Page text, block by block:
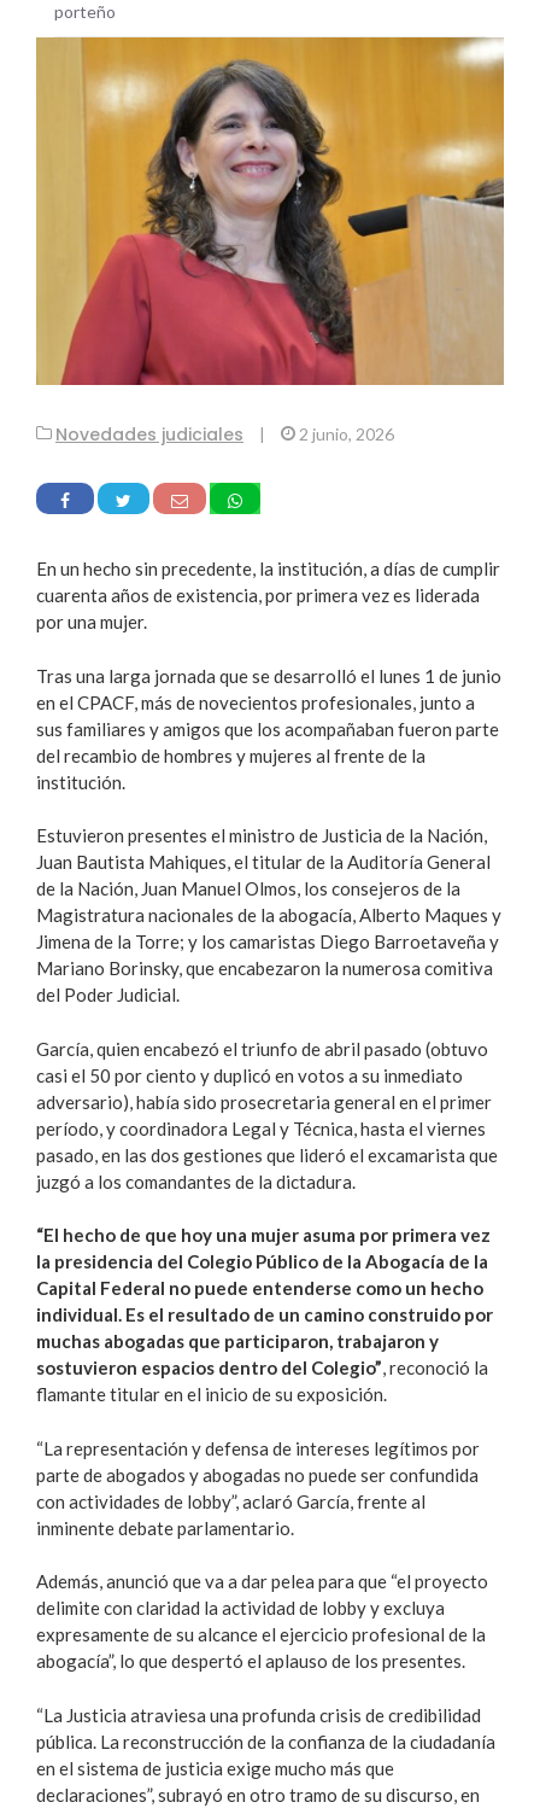
porteño
Novedades judiciales | 2 junio, 2026
En un hecho sin precedente, la institución, a días de cumplir
cuarenta años de existencia, por primera vez es liderada
por una mujer.
Tras una larga jornada que se desarrolló el lunes 1 de junio
en el CPACF, más de novecientos profesionales, junto a
sus familiares y amigos que los acompañaban fueron parte
del recambio de hombres y mujeres al frente de la
institución.
Estuvieron presentes el ministro de Justicia de la Nación,
Juan Bautista Mahiques, el titular de la Auditoría General
de la Nación, Juan Manuel Olmos, los consejeros de la
Magistratura nacionales de la abogacía, Alberto Maques y
Jimena de la Torre; y los camaristas Diego Barroetaveña y
Mariano Borinsky, que encabezaron la numerosa comitiva
del Poder Judicial.
García, quien encabezó el triunfo de abril pasado (obtuvo
casi el 50 por ciento y duplicó en votos a su inmediato
adversario), había sido prosecretaria general en el primer
período, y coordinadora Legal y Técnica, hasta el viernes
pasado, en las dos gestiones que lideró el excamarista que
juzgó a los comandantes de la dictadura.
“El hecho de que hoy una mujer asuma por primera vez
la presidencia del Colegio Público de la Abogacía de la
Capital Federal no puede entenderse como un hecho
individual. Es el resultado de un camino construido por
muchas abogadas que participaron, trabajaron y
sostuvieron espacios dentro del Colegio”, reconoció la
flamante titular en el inicio de su exposición.
“La representación y defensa de intereses legítimos por
parte de abogados y abogadas no puede ser confundida
con actividades de lobby”, aclaró García, frente al
inminente debate parlamentario.
Además, anunció que va a dar pelea para que “el proyecto
delimite con claridad la actividad de lobby y excluya
expresamente de su alcance el ejercicio profesional de la
abogacía”, lo que despertó el aplauso de los presentes.
“La Justicia atraviesa una profunda crisis de credibilidad
pública. La reconstrucción de la confianza de la ciudadanía
en el sistema de justicia exige mucho más que
declaraciones”, subrayó en otro tramo de su discurso, en